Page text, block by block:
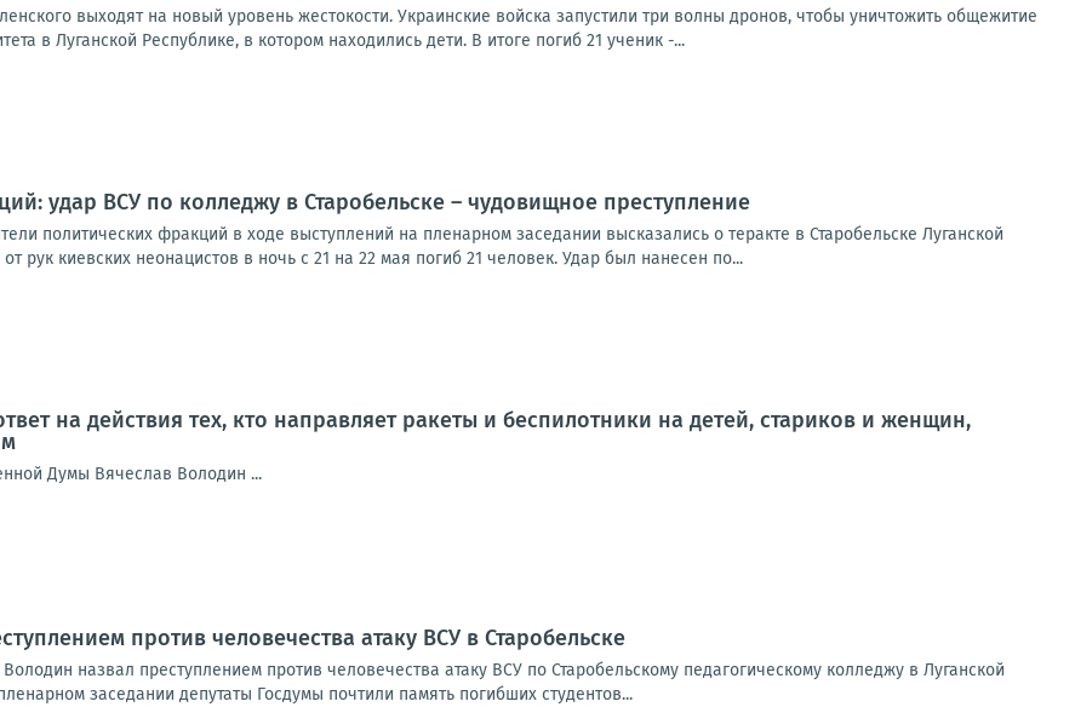
выходят на новый уровень жестокости. Украинские войска запустили три волны дронов, чтобы уничтожить общежитие
в Луганской Республике, в котором находились дети. В итоге погиб 21 ученик -...
удар ВСУ по колледжу в Старобельске – чудовищное преступление
политических фракций в ходе выступлений на пленарном заседании высказались о теракте в Старобельске Луганской
рук киевских неонацистов в ночь с 21 на 22 мая погиб 21 человек. Удар был нанесен по...
на действия тех, кто направляет ракеты и беспилотники на детей, стариков и женщин,
Думы Вячеслав Володин ...
против человечества атаку ВСУ в Старобельске
назвал преступлением против человечества атаку ВСУ по Старобельскому педагогическому колледжу в Луганской
заседании депутаты Госдумы почтили память погибших студентов...